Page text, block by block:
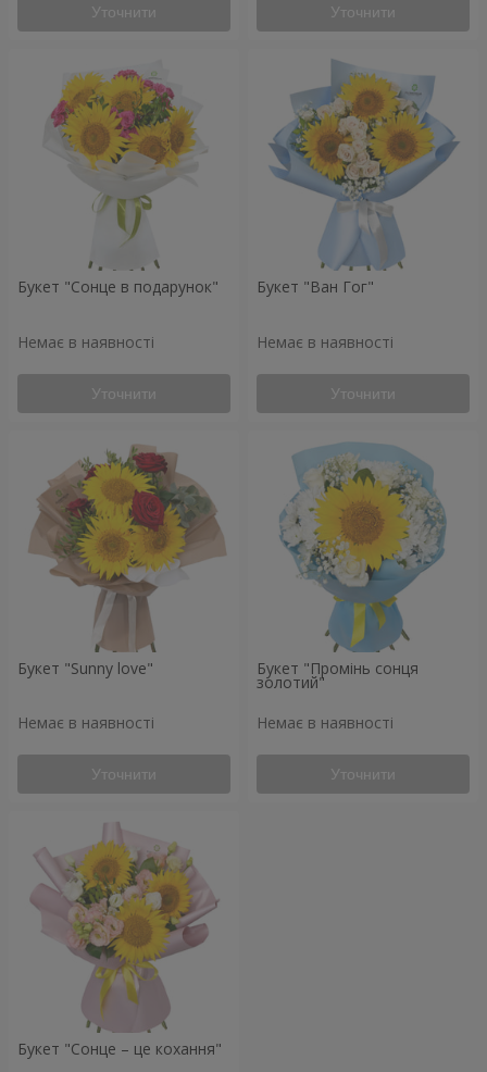
Уточнити Уточнити
Букет "Сонце в подарунок"
Немає в наявності
Уточнити
Букет "Ван Гог"
Немає в наявності
Уточнити
Букет "Sunny love"
Немає в наявності
Уточнити
Букет "Промінь сонця
золотий"
Немає в наявності
Уточнити
Букет "Сонце – це кохання"